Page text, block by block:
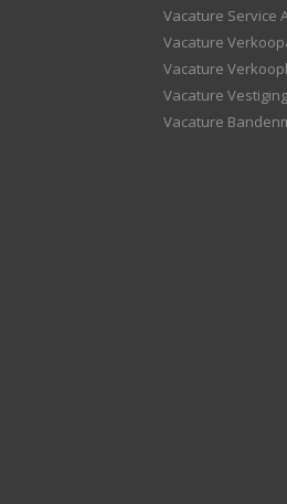
Vacature Service
Vacature
Vacature
Vacature
Vacature